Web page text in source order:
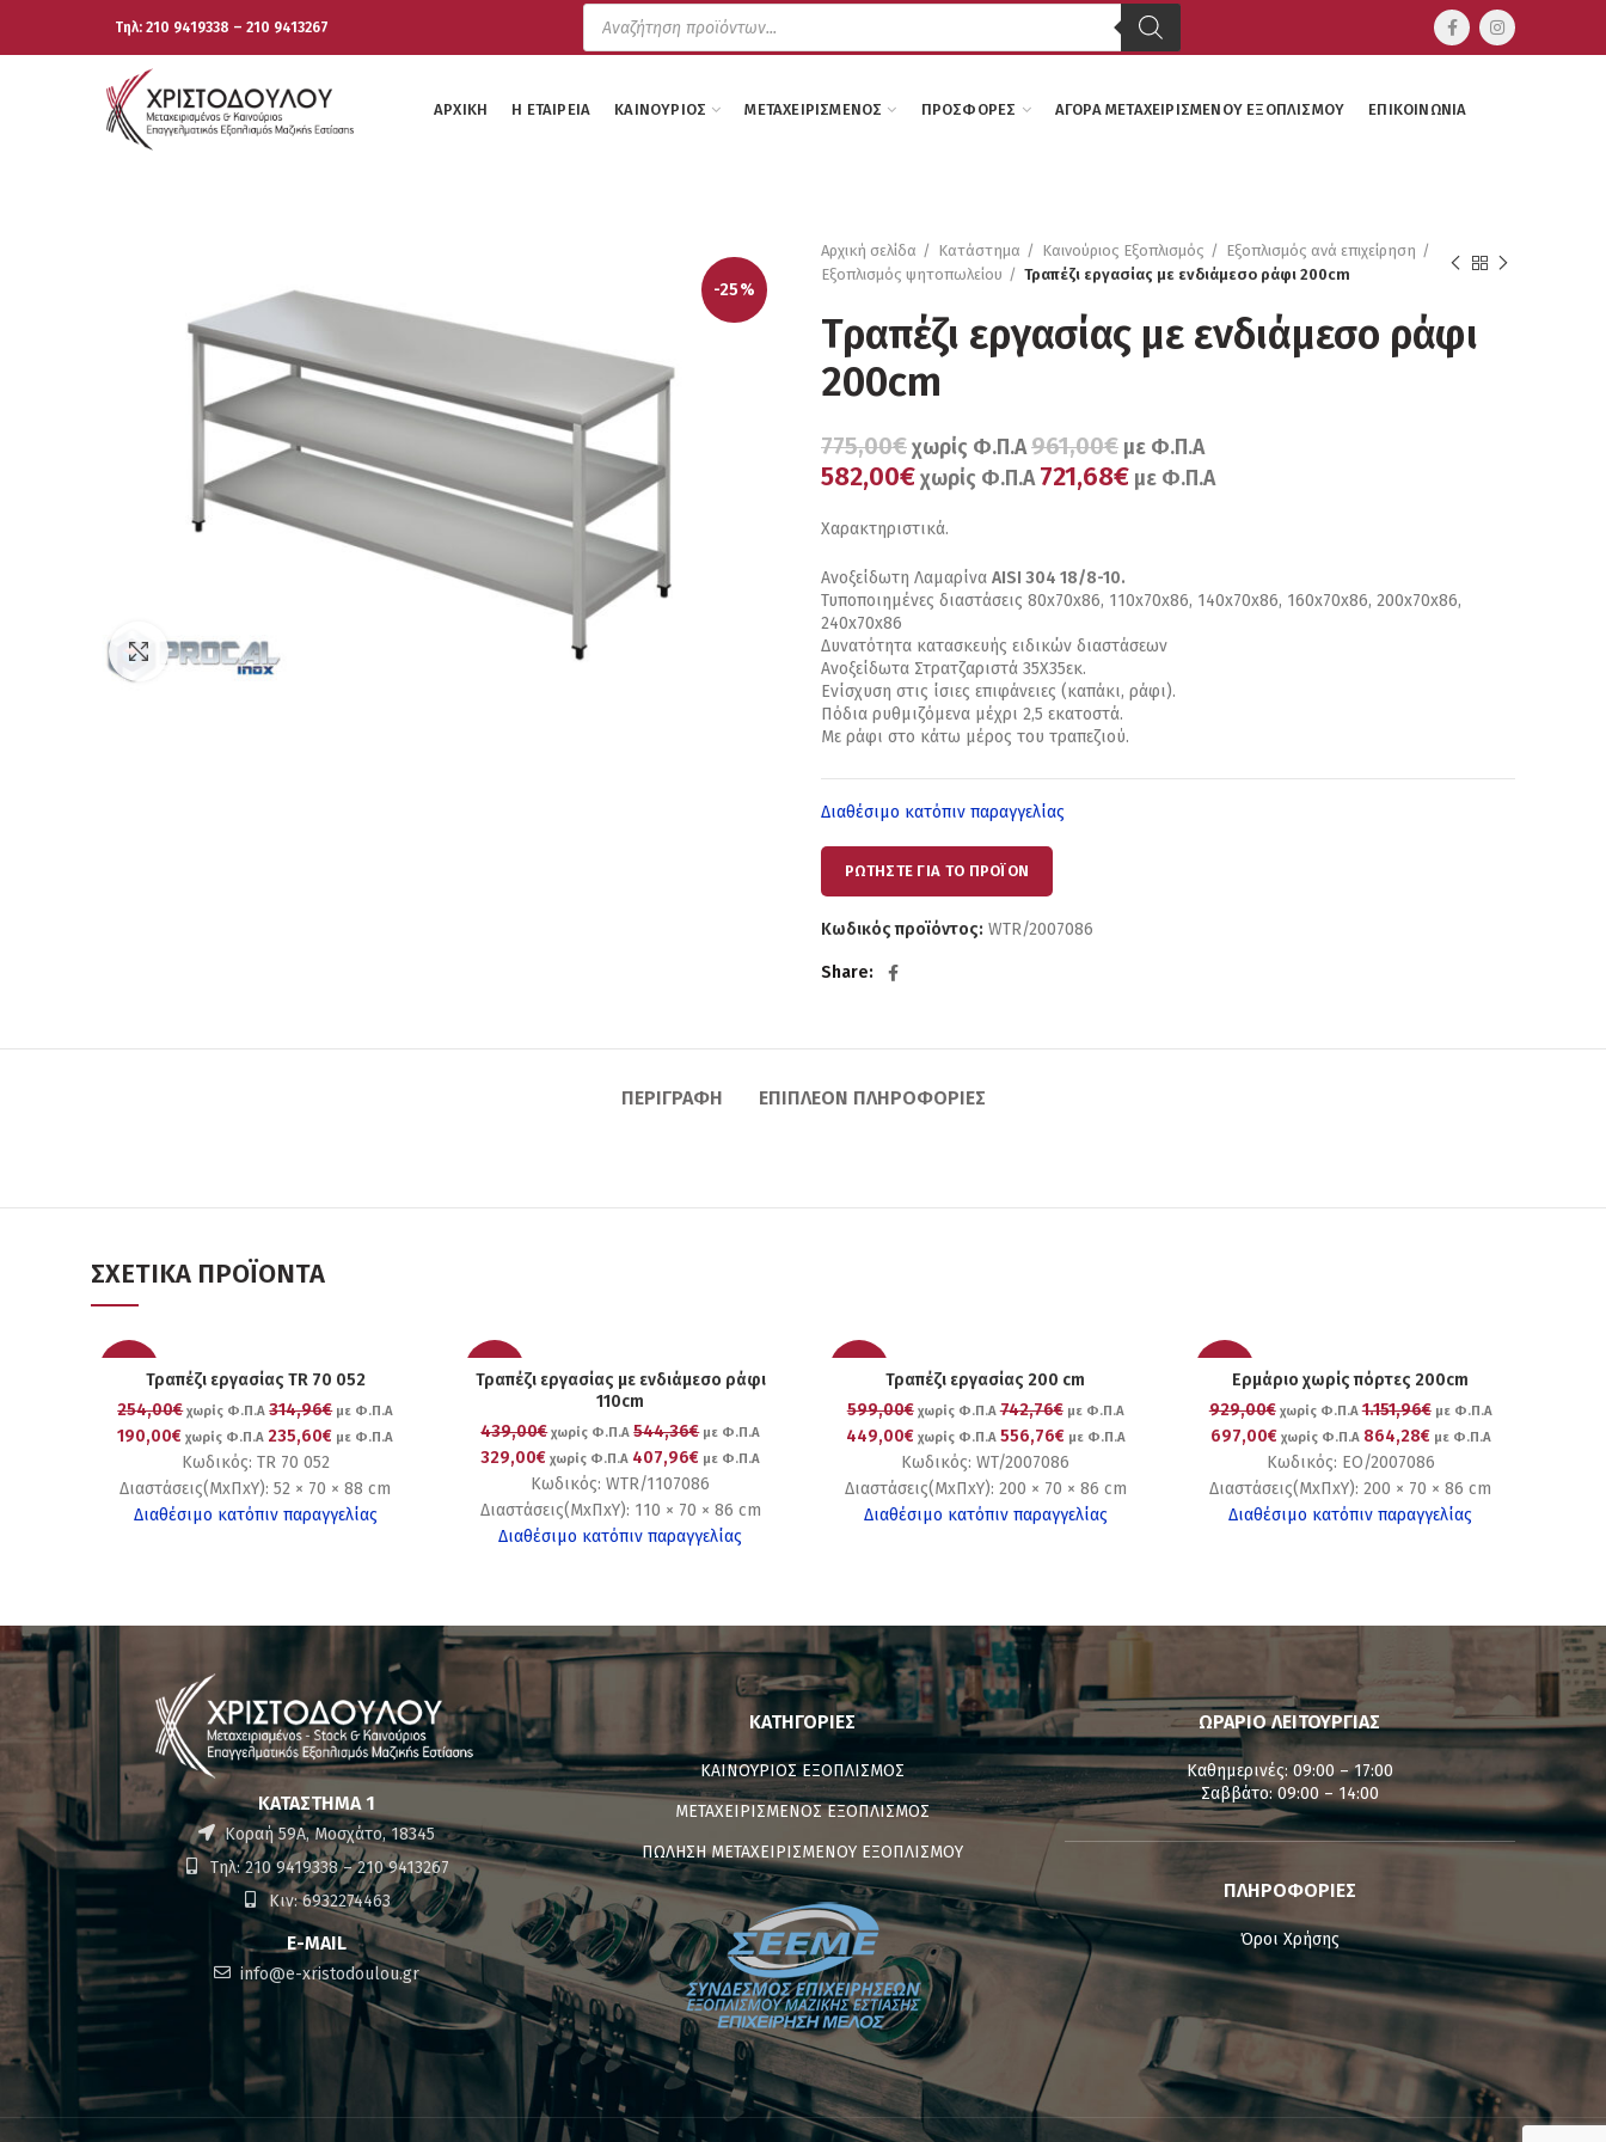
Τηλ: 210 9419338 – 210 9413267
Products
search
ΑΡΧΙΚΉ Η ΕΤΑΙΡΕΊΑ ΚΑΙΝΟΎΡΙΟΣ ΜΕΤΑΧΕΙΡΙΣΜΈΝΟΣ ΠΡΟΣΦΟΡΈΣ ΑΓΟΡΆ ΜΕΤΑΧΕΙΡΙΣΜΈΝΟΥ ΕΞΟΠΛΙΣΜΟΎ ΕΠΙΚΟΙΝΩΝΊΑ
-25%
Πατήστε για μεγέθυνση
Αρχική σελίδα Κατάστημα Καινούριος Εξοπλισμός
Εξοπλισμός ανά επιχείρηση
Εξοπλισμός ψητοπωλείου
Τραπέζι εργασίας με ενδιάμεσο ράφι 200cm
Τραπέζι εργασίας με ενδιάμεσο ράφι
200cm
775,00€χωρίς Φ.Π.Α961,00€ με Φ.Π.Α
582,00€χωρίς Φ.Π.Α721,68€ με Φ.Π.Α
Χαρακτηριστικά.
Ανοξείδωτη Λαμαρίνα AISI 304 18/8-10.
Τυποποιημένες διαστάσεις 80x70x86, 110x70x86, 140x70x86, 160x70x86, 200x70x86,
240x70x86
Δυνατότητα κατασκευής ειδικών διαστάσεων
Ανοξείδωτα Στρατζαριστά 35Χ35εκ.
Ενίσχυση στις ίσιες επιφάνειες (καπάκι, ράφι).
Πόδια ρυθμιζόμενα μέχρι 2,5 εκατοστά.
Με ράφι στο κάτω μέρος του τραπεζιού.
Διαθέσιμο κατόπιν παραγγελίας
ΡΩΤΗΣΤΕ ΓΙΑ ΤΟ ΠΡΟΪΟΝ
Κωδικός προϊόντος: WTR/2007086
Share
ΠΕΡΙΓΡΑΦΉ ΕΠΙΠΛΈΟΝ ΠΛΗΡΟΦΟΡΊΕΣ
ΣΧΕΤΙΚΆ ΠΡΟΪΌΝΤΑ
-25%
Τραπέζι εργασίας TR 70 052
254,00€χωρίς Φ.Π.Α314,96€με Φ.Π.Α
190,00€ χωρίς Φ.Π.Α 235,60€ με Φ.Π.Α
Κωδικός: TR 70 052
Διαστάσεις(ΜxΠxΥ): 52 × 70 × 88 cm
Διαθέσιμο κατόπιν παραγγελίας
-25%
Τραπέζι εργασίας με ενδιάμεσο ράφι
110cm
439,00€χωρίς Φ.Π.Α544,36€με Φ.Π.Α
329,00€ χωρίς Φ.Π.Α 407,96€ με Φ.Π.Α
Κωδικός: WTR/1107086
Διαστάσεις(ΜxΠxΥ): 110 × 70 × 86 cm
Διαθέσιμο κατόπιν παραγγελίας
Τραπέζι εργασίας 200 cm
599,00€χωρίς Φ.Π.Α742,76€με Φ.Π.Α
449,00€ χωρίς Φ.Π.Α 556,76€ με Φ.Π.Α
Κωδικός: WT/2007086
Διαστάσεις(ΜxΠxΥ): 200 × 70 × 86 cm
Διαθέσιμο κατόπιν παραγγελίας
-25%
Ερμάριο χωρίς πόρτες 200cm
929,00€χωρίς Φ.Π.Α1.151,96€με Φ.Π.Α
697,00€ χωρίς Φ.Π.Α 864,28€ με Φ.Π.Α
Κωδικός: EO/2007086
Διαστάσεις(ΜxΠxΥ): 200 × 70 × 86 cm
Διαθέσιμο κατόπιν παραγγελίας
ΚΑΤΆΣΤΗΜΑ 1
Κοραή 59Α, Μοσχάτο, 18345
Τηλ: 210 9419338 – 210 9413267
Κιν: 6932274463
E-MAIL
info@e-xristodoulou.gr
ΚΑΤΗΓΟΡΊΕΣ
ΚΑΙΝΟΥΡΙΟΣ ΕΞΟΠΛΙΣΜΟΣ
ΜΕΤΑΧΕΙΡΙΣΜΕΝΟΣ ΕΞΟΠΛΙΣΜΟΣ
ΠΩΛΗΣΗ ΜΕΤΑΧΕΙΡΙΣΜΕΝΟΥ ΕΞΟΠΛΙΣΜΟΥ
ΩΡΑΡΙΟ ΛΕΙΤΟΥΡΓΙΑΣ
Καθημερινές: 09:00 – 17:00
Σαββάτο: 09:00 – 14:00
ΠΛΗΡΟΦΟΡΙΕΣ
Όροι Χρήσης